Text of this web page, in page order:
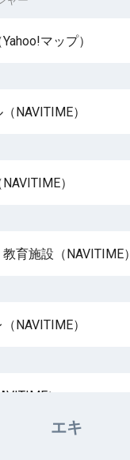
マップ）
NAVITIME）
）
育施設（NAVITIME）
NAVITIME）
）
エキ